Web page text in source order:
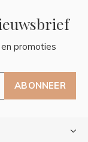
promoties
ABONNEER